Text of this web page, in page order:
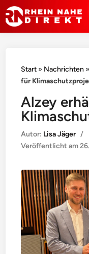
Start » Nachrichten
für
Alzey
Autor: Lisa Jäger /
Veröffentlicht am